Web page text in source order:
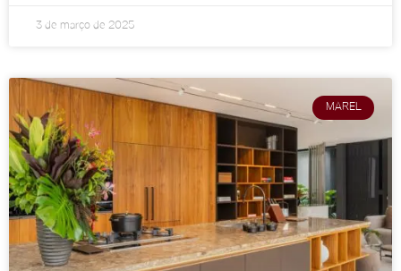
3 de março de 2025
MAREL